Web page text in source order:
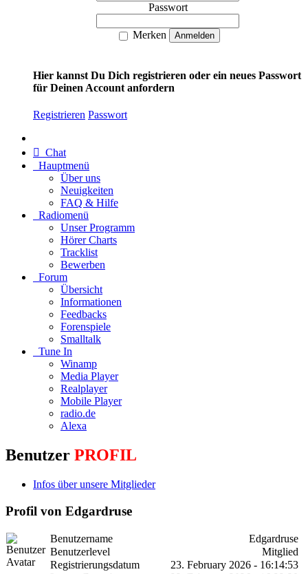
Passwort
Merken
Hier kannst Du Dich registrieren oder ein neues Passwort
für Deinen Account anfordern
Registrieren Passwort
Chat
Hauptmenü
Über uns
Neuigkeiten
FAQ & Hilfe
Radiomenü
Unser Programm
Hörer Charts
Tracklist
Bewerben
Forum
Übersicht
Informationen
Feedbacks
Forenspiele
Smalltalk
Tune In
Winamp
Media Player
Realplayer
Mobile Player
radio.de
Alexa
Benutzer PROFIL
Infos über unsere Mitglieder
Profil von Edgardruse
Benutzername
Edgardruse
Benutzerlevel
Mitglied
Registrierungsdatum
23. February 2026 - 16:14:53